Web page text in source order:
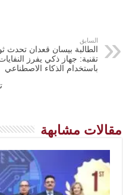
السابق
الطالبة بيسان قعدان تحدث
تقنية: جهاز ذكي يفرز النفايات
باستخدام الذكاء الاصطناعي
مقالات مشابهة